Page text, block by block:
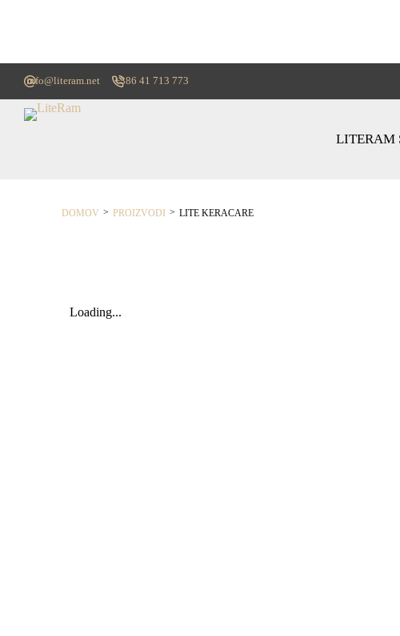
info@literam.net +386 41 713 773
LITERAM
DOMOV > PROIZVODI > LITE KERACARE
Loading...